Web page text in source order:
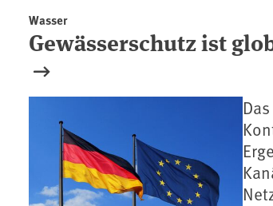
Wasser
Gewässerschutz ist